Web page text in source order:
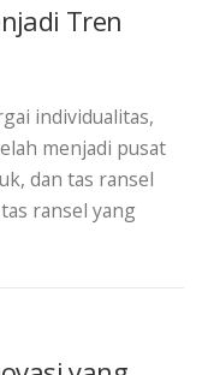
Tren
individualitas,
menjadi pusat
dan tas ransel
ransel yang